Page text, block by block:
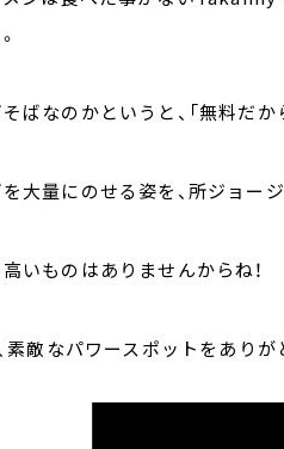
ばなのかというと、「無料だから
大量にのせる姿を、所ジョー
いものはありませんからね！
素敵なパワースポットをあ